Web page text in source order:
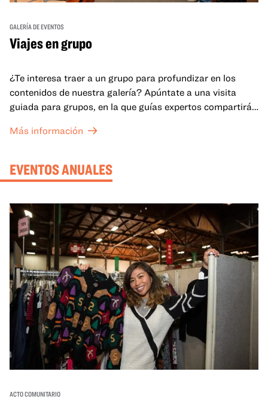
GALERÍA DE EVENTOS
Viajes en grupo
¿Te interesa traer a un grupo para profundizar en los
contenidos de nuestra galería? Apúntate a una visita
guiada para grupos, en la que guías expertos compartirán
mejor lo que se expone en las galerías del OMCA.
Más información
EVENTOS ANUALES
ACTO COMUNITARIO